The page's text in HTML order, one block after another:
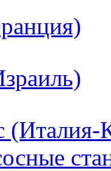
(Италия-